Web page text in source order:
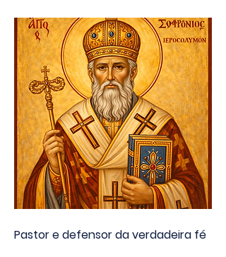
Pastor e defensor da verdadeira fé